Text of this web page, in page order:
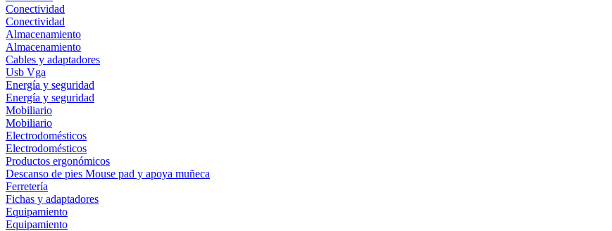
Conectividad
Conectividad
Almacenamiento
Almacenamiento
Cables y adaptadores
Usb Vga
Energía y seguridad
Energía y seguridad
Mobiliario
Mobiliario
Electrodomésticos
Electrodomésticos
Productos ergonómicos
Descanso de pies Mouse pad y apoya muñeca
Ferretería
Fichas y adaptadores
Equipamiento
Equipamiento